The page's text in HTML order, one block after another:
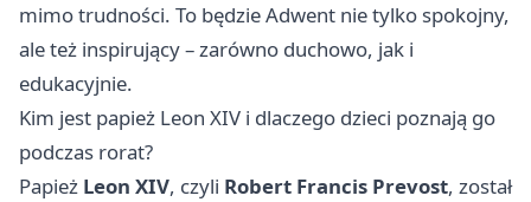
mimo trudności. To będzie Adwent nie tylko spokojny,
ale też inspirujący – zarówno duchowo, jak i
edukacyjnie.
Kim jest papież Leon XIV i dlaczego dzieci poznają go
podczas rorat?
Papież Leon XIV, czyli Robert Francis Prevost, został